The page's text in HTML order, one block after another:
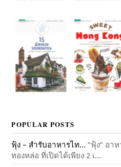
POPULAR POSTS
ฟุ้ง – สำรับอาหารไท... “ฟุ้ง” อา
ทองหล่อ ที่เปิดได้เพียง 2 เ...